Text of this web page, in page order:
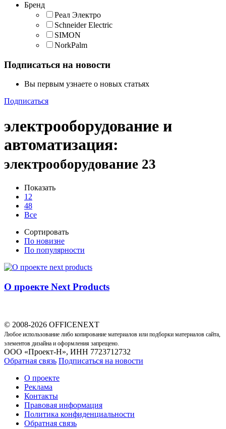
Бренд
Реал Электро
Schneider Electric
SIMON
NorkPalm
Подписаться на новости
Вы первым узнаете о новых статьях
Подписаться
электрооборудование и
автоматизация:
электрооборудование 23
Показать
12
48
Все
Сортировать
По новизне
По популярности
О проекте Next Products
© 2008-2026 OFFICENEXT
Любое использование либо копирование материалов или подборки материалов сайта,
элементов дизайна и оформления запрещено.
ООО «Проект-Н», ИНН 7723712732
Обратная связь Подписаться на новости
О проекте
Реклама
Контакты
Правовая информация
Политика конфиденциальности
Обратная связь